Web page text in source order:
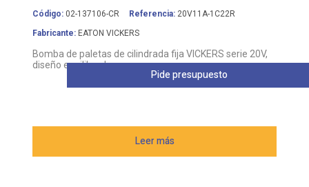
Código: 02-137106-CR Referencia: 20V11A-1C22R
Fabricante: EATON VICKERS
Bomba de paletas de cilindrada fija VICKERS serie 20V,
diseño equilibrado
Leer más
Pide presupuesto